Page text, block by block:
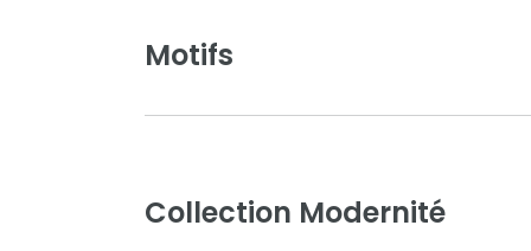
Blanc pur Ivoire clair
Motifs
Collection Modernité